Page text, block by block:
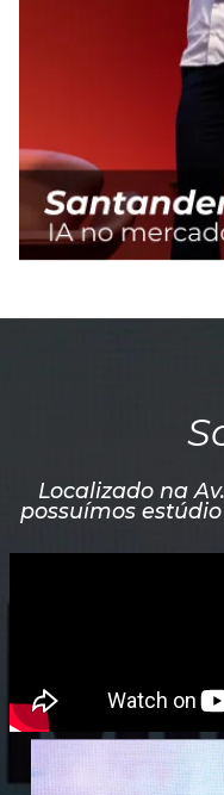
Localizado na
possuímos